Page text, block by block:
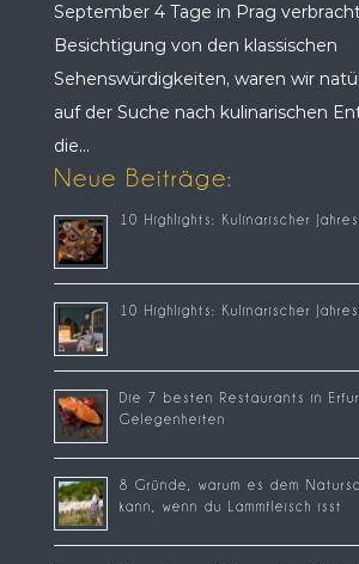
September 4 Tage in Prag
Besichtigung von den klassischen
Sehenswürdigkeiten, waren wir
auf der Suche nach kulinarischen
die...
Neue Beiträge:
10 Highlights: Kulinarischer
10 Highlights: Kulinarischer
Die 7 besten Restaurants in
Gelegenheiten
8 Gründe, warum es dem
kann, wenn du Lammfleisch isst